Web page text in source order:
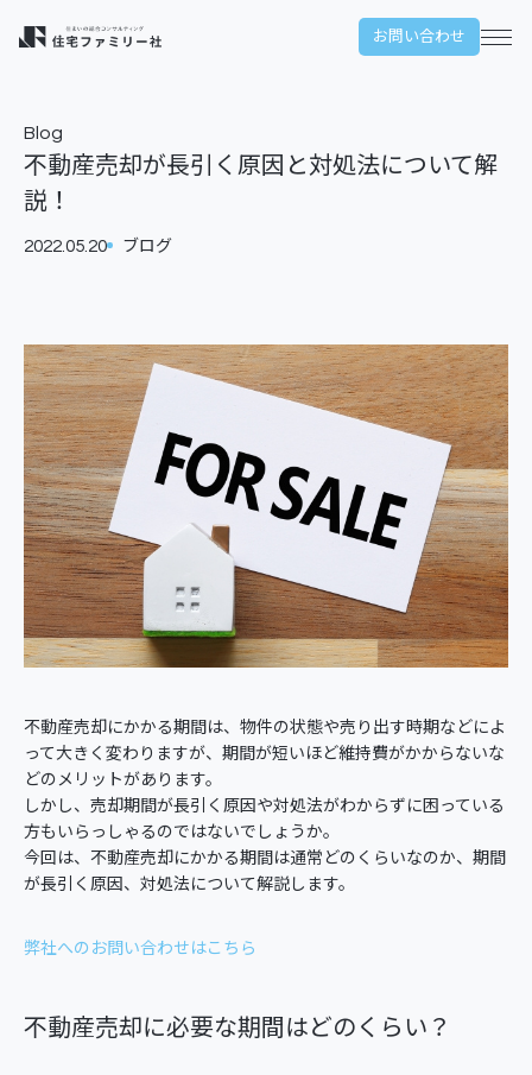
本文までスキップする
お問い合わせ
メ
不動産売却が長引く原因と対処法について解
説！
Blog
2022.05.20 ブログ
不動産売却にかかる期間は、物件の状態や売り出す時期などによ
って大きく変わりますが、期間が短いほど維持費がかからないな
どのメリットがあります。
しかし、売却期間が長引く原因や対処法がわからずに困っている
方もいらっしゃるのではないでしょうか。
今回は、不動産売却にかかる期間は通常どのくらいなのか、期間
が長引く原因、対処法について解説します。
弊社へのお問い合わせはこちら
不動産売却に必要な期間はどのくらい？